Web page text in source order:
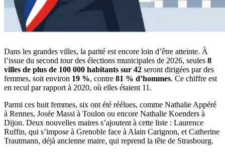
Dans les grandes villes, la parité est encore loin d’être atteinte. À
l’issue du second tour des élections municipales de 2026, seules 8
villes de plus de 100 000 habitants sur 42 seront dirigées par des
femmes, soit environ 19 %, contre 81 % d’hommes. Ce chiffre est
en recul par rapport à 2020, où elles étaient 11.
Parmi ces huit femmes, six ont été réélues, comme Nathalie Appéré
à Rennes, Josée Massi à Toulon ou encore Nathalie Koenders à
Dijon. Deux nouvelles maires s’ajoutent à cette liste : Laurence
Ruffin, qui s’impose à Grenoble face à Alain Carignon, et Catherine
Trautmann, déjà ancienne maire, qui reprend la tête de Strasbourg.